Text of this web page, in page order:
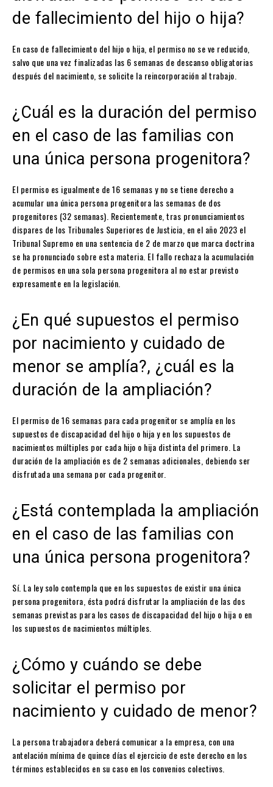
de fallecimiento del hijo o hija?
En caso de fallecimiento del hijo o hija, el permiso no se ve reducido,
salvo que una vez finalizadas las 6 semanas de descanso obligatorias
después del nacimiento, se solicite la reincorporación al trabajo.
¿Cuál es la duración del permiso
en el caso de las familias con
una única persona progenitora?
El permiso es igualmente de 16 semanas y no se tiene derecho a
acumular una única persona progenitora las semanas de dos
progenitores (32 semanas). Recientemente, tras pronunciamientos
dispares de los Tribunales Superiores de Justicia, en el año 2023 el
Tribunal Supremo en una sentencia de 2 de marzo que marca doctrina
se ha pronunciado sobre esta materia. El fallo rechaza la acumulación
de permisos en una sola persona progenitora al no estar previsto
expresamente en la legislación.
¿En qué supuestos el permiso
por nacimiento y cuidado de
menor se amplía?, ¿cuál es la
duración de la ampliación?
El permiso de 16 semanas para cada progenitor se amplía en los
supuestos de discapacidad del hijo o hija y en los supuestos de
nacimientos múltiples por cada hijo o hija distinta del primero. La
duración de la ampliación es de 2 semanas adicionales, debiendo ser
disfrutada una semana por cada progenitor.
¿Está contemplada la ampliación
en el caso de las familias con
una única persona progenitora?
Sí. La ley solo contempla que en los supuestos de existir una única
persona progenitora, ésta podrá disfrutar la ampliación de las dos
semanas previstas para los casos de discapacidad del hijo o hija o en
los supuestos de nacimientos múltiples.
¿Cómo y cuándo se debe
solicitar el permiso por
nacimiento y cuidado de menor?
La persona trabajadora deberá comunicar a la empresa, con una
antelación mínima de quince días el ejercicio de este derecho en los
términos establecidos en su caso en los convenios colectivos.